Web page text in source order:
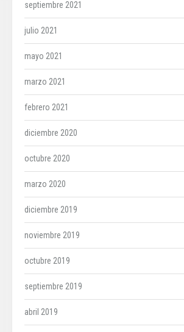
septiembre 2021
julio 2021
mayo 2021
marzo 2021
febrero 2021
diciembre 2020
octubre 2020
marzo 2020
diciembre 2019
noviembre 2019
octubre 2019
septiembre 2019
abril 2019